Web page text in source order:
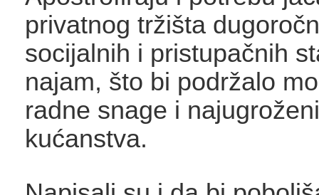
privatnog tržišta
socijalnih i pristupačnih
najam, što bi podržalo
radne snage i
kućanstva.